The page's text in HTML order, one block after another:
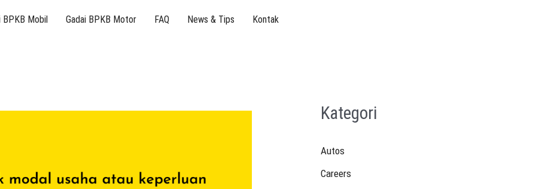
BPKB Mobil Gadai BPKB Motor FAQ News & Tips Kontak
Kategori
Autos
Careers